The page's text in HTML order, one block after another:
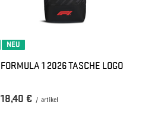
NEU
FORMULA 1 2026 TASCHE LOGO
18,40 € / artikel